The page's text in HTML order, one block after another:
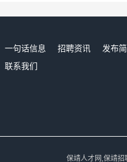
一句话信息 招聘资讯 发布
联系我们
保靖人才网,保靖